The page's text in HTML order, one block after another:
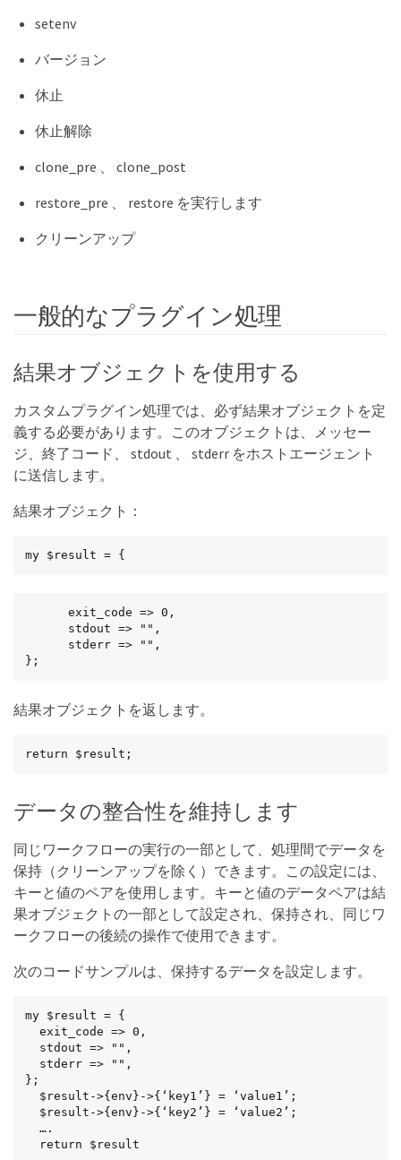
setenv
バージョン
休止
休止解除
clone_pre 、 clone_post
restore_pre 、 restore を実行します
クリーンアップ
一般的なプラグイン処理
結果オブジェクトを使用する
カスタムプラグイン処理では、必ず結果オブジェクトを定
義する必要があります。このオブジェクトは、メッセー
ジ、終了コード、 stdout 、 stderr をホストエージェント
に送信します。
結果オブジェクト：
my $result = {
};
結果オブジェクトを返します。
return $result;
データの整合性を維持します
同じワークフローの実行の一部として、処理間でデータを
保持（クリーンアップを除く）できます。この設定には、
キーと値のペアを使用します。キーと値のデータペアは結
果オブジェクトの一部として設定され、保持され、同じワ
ークフローの後続の操作で使用できます。
次のコードサンプルは、保持するデータを設定します。
my $result = {
};
  return $result